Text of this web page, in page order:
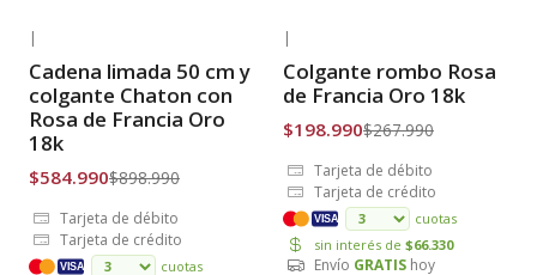
Envío Gratis
|
Cadena limada 50 cm y
colgante Chaton con
Rosa de Francia Oro
18k
$584.990$898.990
Tarjeta de débito
Tarjeta de crédito
VISA cuotas
Envío Gratis
|
Colgante rombo Rosa
de Francia Oro 18k
$198.990$267.990
Tarjeta de débito
Tarjeta de crédito
VISA
cuotas
sin interés de $66.330
Envío GRATIS hoy